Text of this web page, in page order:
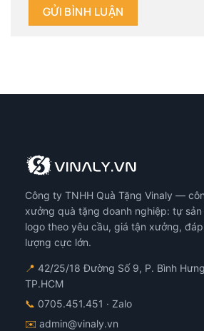
Công ty TNHH Quà Tặng Vinaly —
xưởng quà tặng doanh nghiệp: tự sản
logo theo yêu cầu, giá tận xưởng,
lượng cực lớn.
📍 42/25/18 Đường Số 9, P. Bình
TP.HCM
📞 0705.451.451 · Zalo
✉️ admin@vinaly.vn